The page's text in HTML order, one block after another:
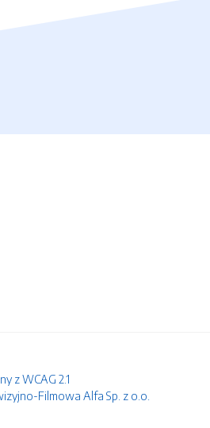
z WCAG 2.1
Filmowa Alfa Sp. z o.o.